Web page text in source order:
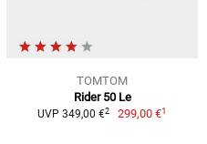
TOMTOM
Rider 50 Le
UVP 349,00 €2 299,00 €1